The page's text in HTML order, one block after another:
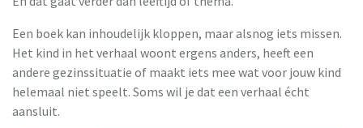
Een boek kan inhoudelijk kloppen, maar alsnog iets missen.
Het kind in het verhaal woont ergens anders, heeft een
andere gezinssituatie of maakt iets mee wat voor jouw kind
helemaal niet speelt. Soms wil je dat een verhaal écht
aansluit.